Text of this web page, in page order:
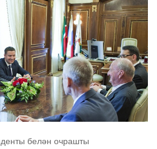
белән очрашты